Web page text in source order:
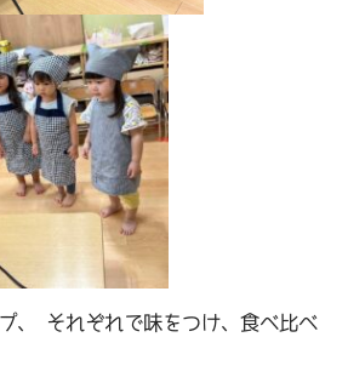
、 それぞれで味をつけ、食べ比べ